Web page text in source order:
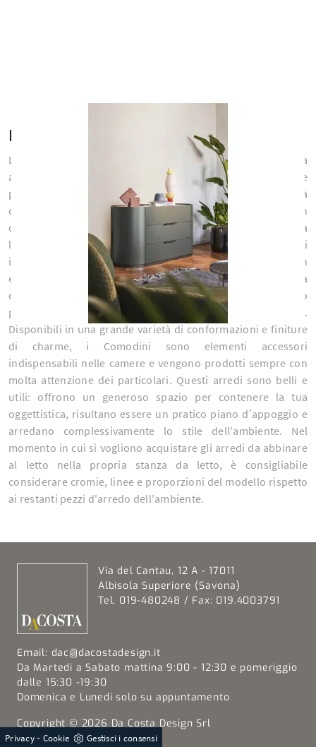
Negozio di Comodini
La zona notte è in assoluto lo spazio più intimo della nostra
abitazione: per creare un'atmosfera sempre distensiva e
piacevole, è imprescindibile l'acquisto degli arredi di qualità
che fanno al caso tuo. I vari tipi di Comodini disponibili in
commercio possono essere comprati secondo una precisa
linea stilistica o possono essere accostati a arredi realizzati
in finiture appositamente contrastanti. Il comodino è un
elemento molto amato nella zona notte: semplici da
collocare, questi arredi si abbinano a letti di ogni tipo
personalizzandoli e ultimandone le qualità pratiche.
Disponibili in una grande varietà di conformazioni e finiture
di charme, i Comodini sono elementi accessori
indispensabili nelle camere e vengono prodotti sempre con
molta attenzione dei particolari. Questi arredi sono belli e
utili: offrono un generoso spazio per contenere la tua
oggettistica, risultano essere un pratico piano d’appoggio e
arredano complessivamente lo stile dell'ambiente. Nel
momento in cui si vogliono acquistare gli arredi da abbinare
al letto nella propria stanza da letto, è consigliabile
considerare cromie, linee e proporzioni del modello rispetto
ai restanti pezzi d'arredo dell'ambiente.
Via del Cantau, 12 A - 17011
Albisola Superiore (Savona)
Tel. 019-480248 / Fax: 019.4003791
Email: dac@dacostadesign.it
Da Martedi a Sabato mattina 9:00 - 12:30 e pomeriggio
dalle 15:30 -19:30
Domenica e Lunedi solo su appuntamento
Copyright © 2026 Da Costa Design Srl
Partita Iva IT 00511400095
Privacy- Cookie Gestisci i consensi